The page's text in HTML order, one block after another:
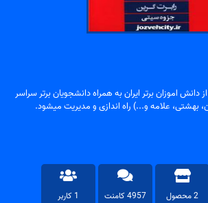
اموزان برتر ایران به همراه دانشجویان برتر سراسر
بهشتی، علامه و...) راه اندازی و مدیریت میشود.
2 محصول 4957 کامنت 1 کاربر